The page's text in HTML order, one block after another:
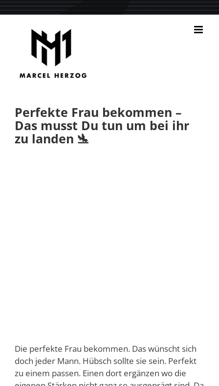
Perfekte Frau bekommen –
Das musst Du tun um bei ihr
zu landen 🛬
Die perfekte Frau bekommen. Das wünscht sich
doch jeder Mann. Hübsch sollte sie sein. Perfekt
zu einem passen. Einen dort ergänzen wo die